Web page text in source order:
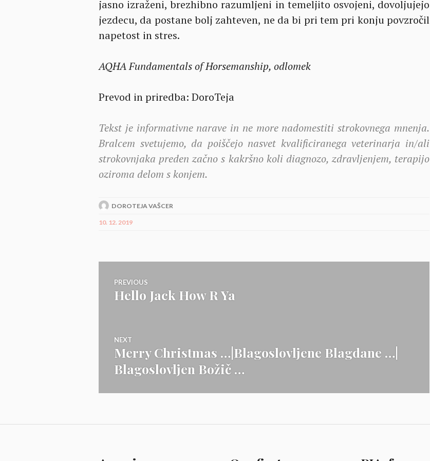
jasno izraženi, brezhibno razumljeni in temeljito osvojeni, dovoljujejo
jezdecu, da postane bolj zahteven, ne da bi pri tem pri konju povzročil
napetost in stres.
AQHA Fundamentals of Horsemanship, odlomek
Prevod in priredba: DoroTeja
Tekst je informativne narave in ne more nadomestiti strokovnega mnenja.
Bralcem svetujemo, da poiščejo nasvet kvalificiranega veterinarja in/ali
strokovnjaka preden začno s kakršno koli diagnozo, zdravljenjem, terapijo
oziroma delom s konjem.
DOROTEJA VAŠCER
10. 12. 2019
Navigacija
prispevka
PREVIOUS
Previous
Hello Jack How R Ya
NEXT
Next
post:
Merry Christmas …|Blagoslovljene Blagdane …|
Blagoslovljen Božič …